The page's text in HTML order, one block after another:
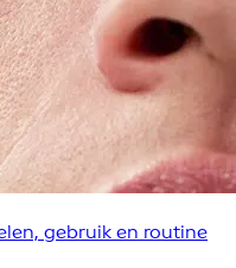
gebruik en routine